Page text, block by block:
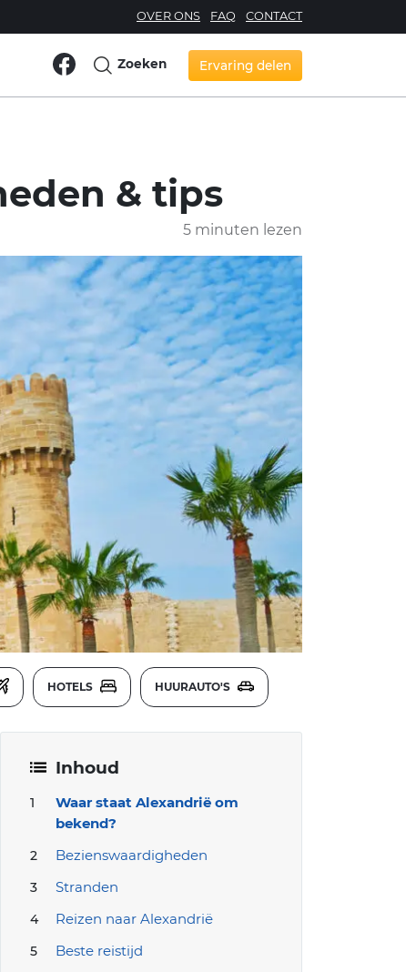
OVER ONS FAQ CONTACT
Zoeken Ervaring delen
& tips
5 minuten lezen
HOTELS HUURAUTO'S
Inhoud
Waar staat Alexandrië om
bekend?
Bezienswaardigheden
Stranden
Reizen naar Alexandrië
Beste reistijd